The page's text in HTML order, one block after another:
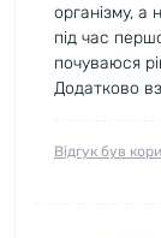
організму,
під час
почуваюся
Додатково
Відгук був